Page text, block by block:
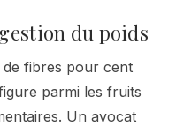
du poids
de fibres pour cent
parmi les fruits
Un avocat